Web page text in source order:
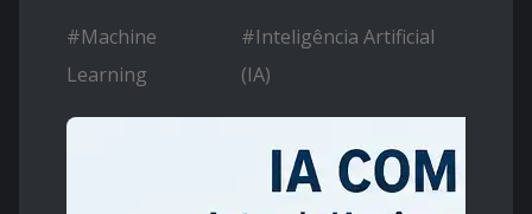
#Machine
Learning
#Inteligência Artificial
(IA)